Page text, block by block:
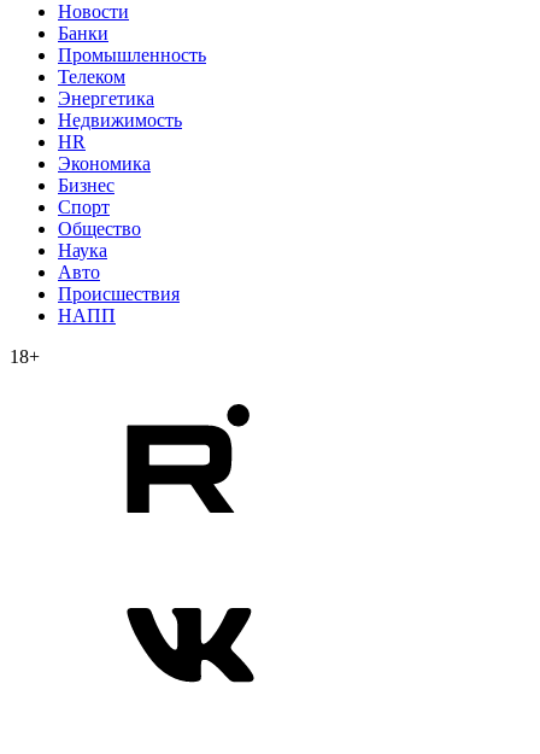
Новости
Банки
Промышленность
Телеком
Энергетика
Недвижимость
HR
Экономика
Бизнес
Спорт
Общество
Наука
Авто
Происшествия
НАПП
18+